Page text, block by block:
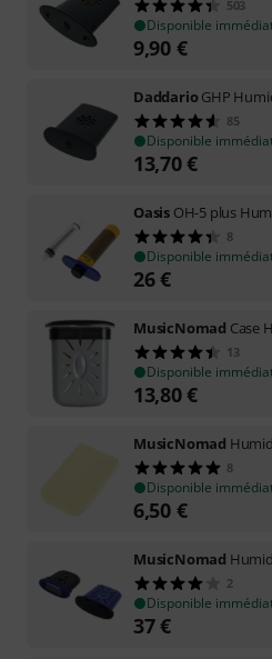
503
Disponible
9,90 €
DaddarioGHP
85
Disponible
13,70€
Oasis OH-5 plus
8
Disponible
26€
MusicNomad Case
13
Disponible
13,80€
MusicNomad
8
Disponible
6,50 €
MusicNomad
2
Disponible
37€